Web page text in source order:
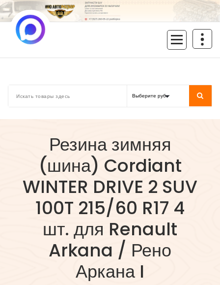
Перейти
к
содержимому
Резина зимняя
(шина) Cordiant
WINTER DRIVE 2 SUV
100T 215/60 R17 4
шт. для Renault
Arkana / Рено
Аркана I